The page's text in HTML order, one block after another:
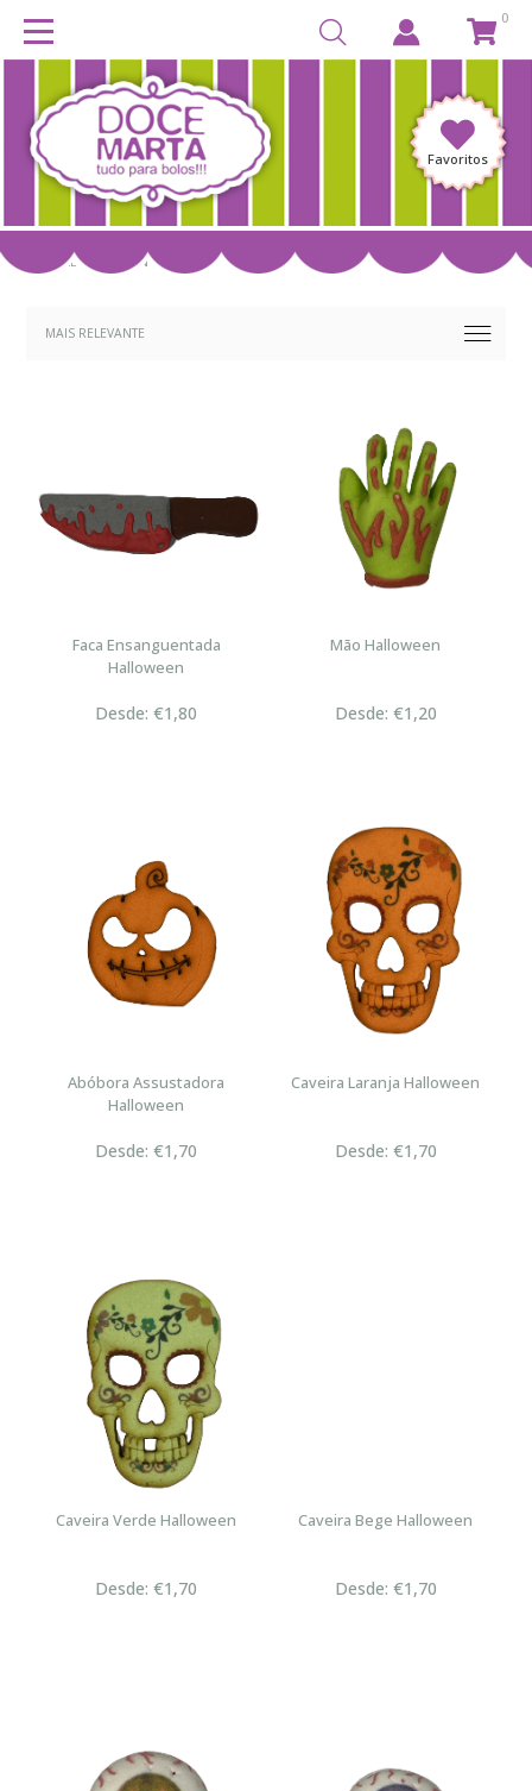
0
Favoritos
ESPECIAL HALLOWEEN
Faca Ensanguentada
Halloween
Desde: €1,80
Mão Halloween
Desde: €1,20
Abóbora Assustadora
Halloween
Desde: €1,70
Caveira Laranja Halloween
Desde: €1,70
Caveira Verde Halloween
Desde: €1,70
Caveira Bege Halloween
Desde: €1,70